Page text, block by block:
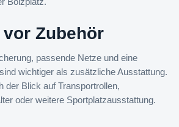
Zubehör
passende Netze und eine
wichtiger als zusätzliche Ausstattung.
der Blick auf Transportrollen,
oder weitere Sportplatzausstattung.